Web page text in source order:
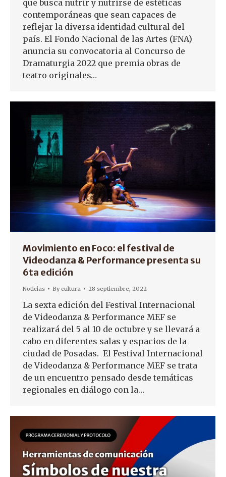
que busca nutrir y nutrirse de estéticas
contemporáneas que sean capaces de
reflejar la diversa identidad cultural del
país. El Fondo Nacional de las Artes (FNA)
anuncia su convocatoria al Concurso de
Dramaturgia 2022 que premia obras de
teatro originales…
Movimiento en Foco: el festival de
Videodanza & Performance presenta su
6ta edición
Noticias Bycultura 28 septiembre, 2022
La sexta edición del Festival Internacional
de Videodanza & Performance MEF se
realizará del 5 al 10 de octubre y se llevará a
cabo en diferentes salas y espacios de la
ciudad de Posadas. El Festival Internacional
de Videodanza & Performance MEF se trata
de un encuentro pensado desde temáticas
regionales en diálogo con la…